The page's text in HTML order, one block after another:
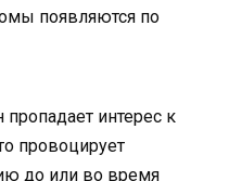
появляются по
интерес к
провоцирует
до или во время